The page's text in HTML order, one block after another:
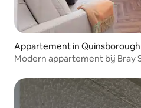
Appartement in Quinsborough
Modern appartement bij Bray